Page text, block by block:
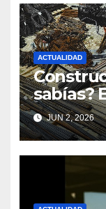
ACTUALIDAD
sabías?
JUN 2, 2026